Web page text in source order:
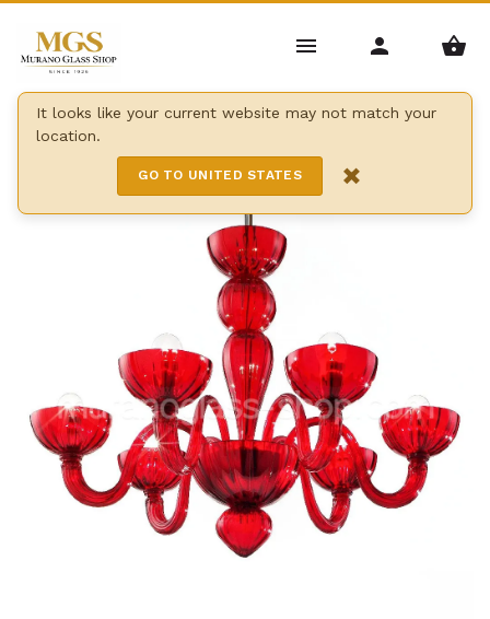
It looks like your current website may not match your
location.
GO TO UNITED STATES ×
Home / Lustres / lustres en couleur noir ou rouge /
Lustres série 8067